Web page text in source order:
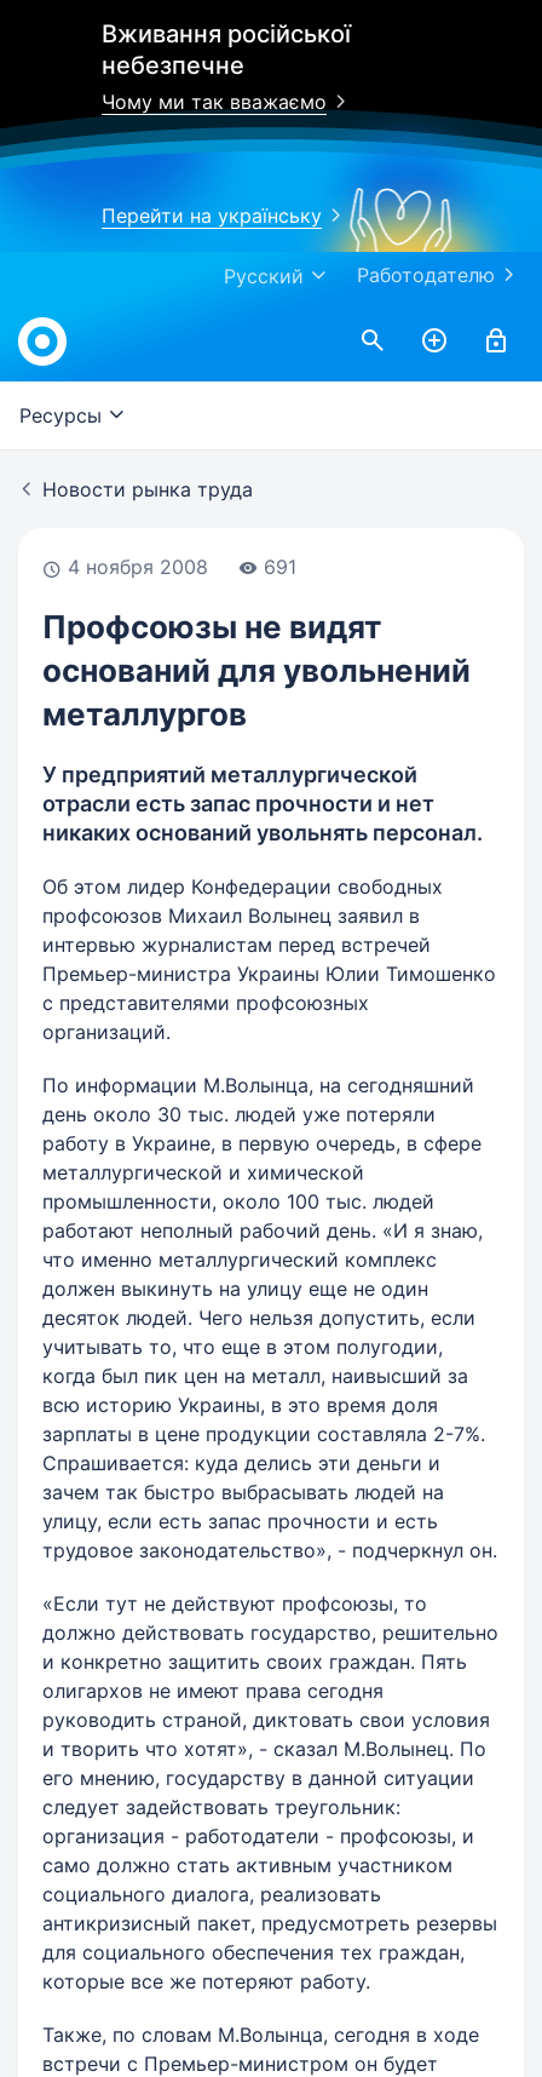
Вживання російської
небезпечне
Чому ми так вважаємо
Перейти на українську
Работодателю
Русский
Work.ua
Ресурсы
Новости рынка труда
4 ноября 2008 691
Профсоюзы не видят
оснований для увольнений
металлургов
У предприятий металлургической
отрасли есть запас прочности и нет
никаких оснований увольнять персонал.
Об этом лидер Конфедерации свободных
профсоюзов Михаил Волынец заявил в
интервью журналистам перед встречей
Премьер-министра Украины Юлии Тимошенко
с представителями профсоюзных
организаций.
По информации М.Волынца, на сегодняшний
день около 30 тыс. людей уже потеряли
работу в Украине, в первую очередь, в сфере
металлургической и химической
промышленности, около 100 тыс. людей
работают неполный рабочий день. «И я знаю,
что именно металлургический комплекс
должен выкинуть на улицу еще не один
десяток людей. Чего нельзя допустить, если
учитывать то, что еще в этом полугодии,
когда был пик цен на металл, наивысший за
всю историю Украины, в это время доля
зарплаты в цене продукции составляла 2-7%.
Спрашивается: куда делись эти деньги и
зачем так быстро выбрасывать людей на
улицу, если есть запас прочности и есть
трудовое законодательство», - подчеркнул он.
«Если тут не действуют профсоюзы, то
должно действовать государство, решительно
и конкретно защитить своих граждан. Пять
олигархов не имеют права сегодня
руководить страной, диктовать свои условия
и творить что хотят», - сказал М.Волынец. По
его мнению, государству в данной ситуации
следует задействовать треугольник:
организация - работодатели - профсоюзы, и
само должно стать активным участником
социального диалога, реализовать
антикризисный пакет, предусмотреть резервы
для социального обеспечения тех граждан,
которые все же потеряют работу.
Также, по словам М.Волынца, сегодня в ходе
встречи с Премьер-министром он будет